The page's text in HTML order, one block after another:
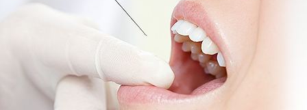
임플란트
심미치료/일반진료